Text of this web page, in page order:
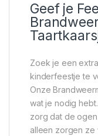
Geef je
Zoek je een
kinderfeestje te
Onze
wat je nodig
zorg dat de
alleen zorgen ze